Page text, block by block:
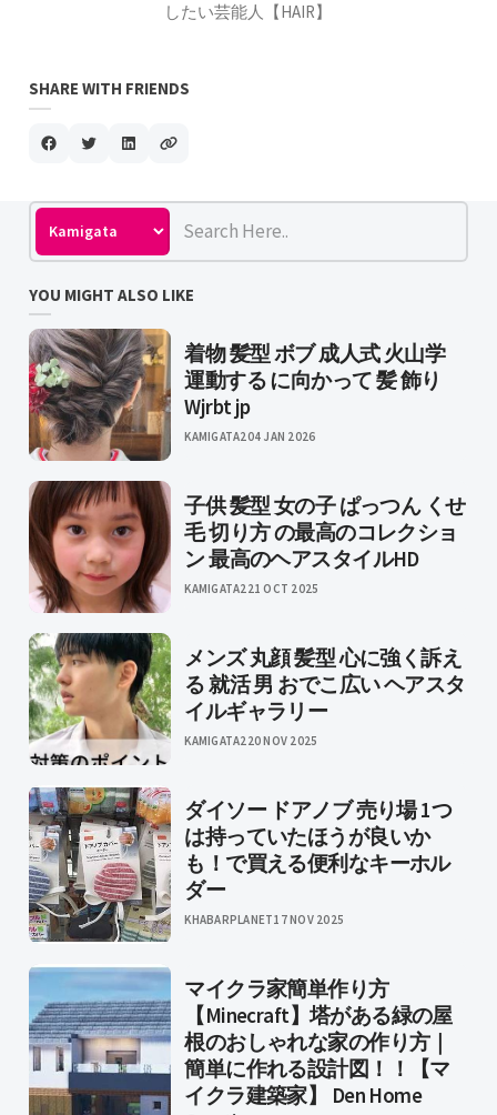
したい芸能人【HAIR】
SHARE WITH FRIENDS
YOU MIGHT ALSO LIKE
着物 髪型 ボブ 成人式 火山学
運動する に向かって 髪 飾り
Wjrbt jp
KAMIGATA204 JAN 2026
子供 髪型 女の子 ぱっつん くせ
毛 切り方 の最高のコレクショ
ン 最高のヘアスタイルHD
KAMIGATA221 OCT 2025
メンズ 丸顔 髪型 心に強く訴え
る 就活 男 おでこ広い ヘアスタ
イルギャラリー
KAMIGATA220 NOV 2025
ダイソー ドアノブ 売り場 1つ
は持っていたほうが良いか
も！で買える便利なキーホル
ダー
KHABARPLANET17 NOV 2025
マイクラ家簡単作り方
【Minecraft】塔がある緑の屋
根のおしゃれな家の作り方｜
簡単に作れる設計図！！【マ
イクラ建築家】 Den Home